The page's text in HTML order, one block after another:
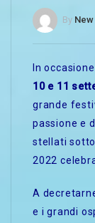
By
In
10 e 11
grande
passione e
stellati sotto
2022
A
e i grandi